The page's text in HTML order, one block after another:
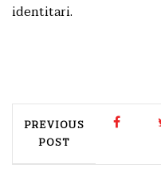
identitari.
PREVIOUS
POST